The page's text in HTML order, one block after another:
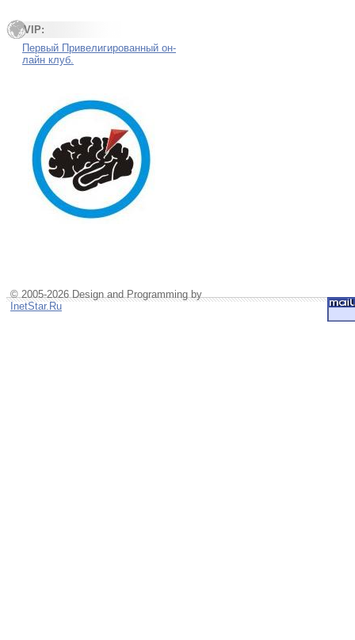
VIP:
Первый Привелигированный он-
лайн клуб.
© 2005-2026 Design and Programming by
InetStar.Ru